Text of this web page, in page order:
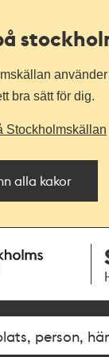
bra sätt för dig.
Stockholmskällan
alla kakor